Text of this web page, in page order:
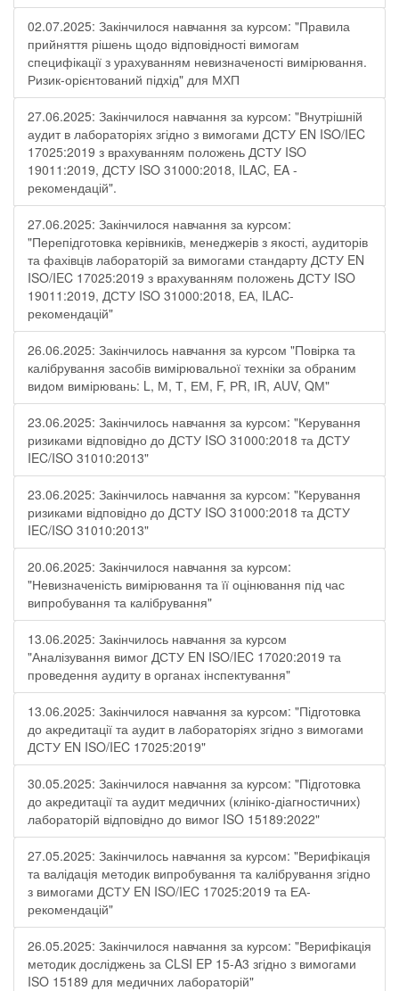
02.07.2025: Закінчилося навчання за курсом: "Правила
прийняття рішень щодо відповідності вимогам
специфікації з урахуванням невизначеності вимірювання.
Ризик-орієнтований підхід" для МХП
27.06.2025: Закінчилося навчання за курсом: "Внутрішній
аудит в лабораторіях згідно з вимогами ДСТУ EN ISO/IEC
17025:2019 з врахуванням положень ДСТУ ISO
19011:2019, ДСТУ ISO 31000:2018, ILAC, EA -
рекомендацій".
27.06.2025: Закінчилося навчання за курсом:
"Перепідготовка керівників, менеджерів з якості, аудиторів
та фахівців лабораторій за вимогами стандарту ДСТУ EN
ISO/IEC 17025:2019 з врахуванням положень ДСТУ ISO
19011:2019, ДСТУ ISO 31000:2018, ЕА, ILAC-
рекомендацій"
26.06.2025: Закінчилось навчання за курсом "Повірка та
калібрування засобів вимірювальної техніки за обраним
видом вимірювань: L, М, Т, ЕМ, F, РR, ІR, АUV, QМ"
23.06.2025: Закінчилось навчання за курсом: "Керування
ризиками відповідно до ДСТУ ISO 31000:2018 та ДСТУ
IEC/ISO 31010:2013"
23.06.2025: Закінчилось навчання за курсом: "Керування
ризиками відповідно до ДСТУ ISO 31000:2018 та ДСТУ
IEC/ISO 31010:2013"
20.06.2025: Закінчилося навчання за курсом:
"Невизначеність вимірювання та її оцінювання під час
випробування та калібрування"
13.06.2025: Закінчилось навчання за курсом
"Аналізування вимог ДСТУ EN ISO/IEC 17020:2019 та
проведення аудиту в органах інспектування"
13.06.2025: Закінчилося навчання за курсом: "Підготовка
до акредитації та аудит в лабораторіях згідно з вимогами
ДСТУ EN ISO/IEC 17025:2019"
30.05.2025: Закінчилося навчання за курсом: "Підготовка
до акредитації та аудит медичних (клініко-діагностичних)
лабораторій відповідно до вимог ISO 15189:2022"
27.05.2025: Закінчилось навчання за курсом: "Верифікація
та валідація методик випробування та калібрування згідно
з вимогами ДСТУ EN ISO/IEC 17025:2019 та ЕА-
рекомендацій"
26.05.2025: Закінчилося навчання за курсом: "Верифікація
методик досліджень за CLSI EP 15-A3 згідно з вимогами
ISO 15189 для медичних лабораторій"